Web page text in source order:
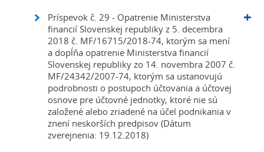
Príspevok č. 29 - Opatrenie Ministerstva
financií Slovenskej republiky z 5. decembra
2018 č. MF/16715/2018-74, ktorým sa mení
a dopĺňa opatrenie Ministerstva financií
Slovenskej republiky zo 14. novembra 2007 č.
MF/24342/2007-74, ktorým sa ustanovujú
podrobnosti o postupoch účtovania a účtovej
osnove pre účtovné jednotky, ktoré nie sú
založené alebo zriadené na účel podnikania v
znení neskorších predpisov (Dátum
zverejnenia: 19.12.2018)